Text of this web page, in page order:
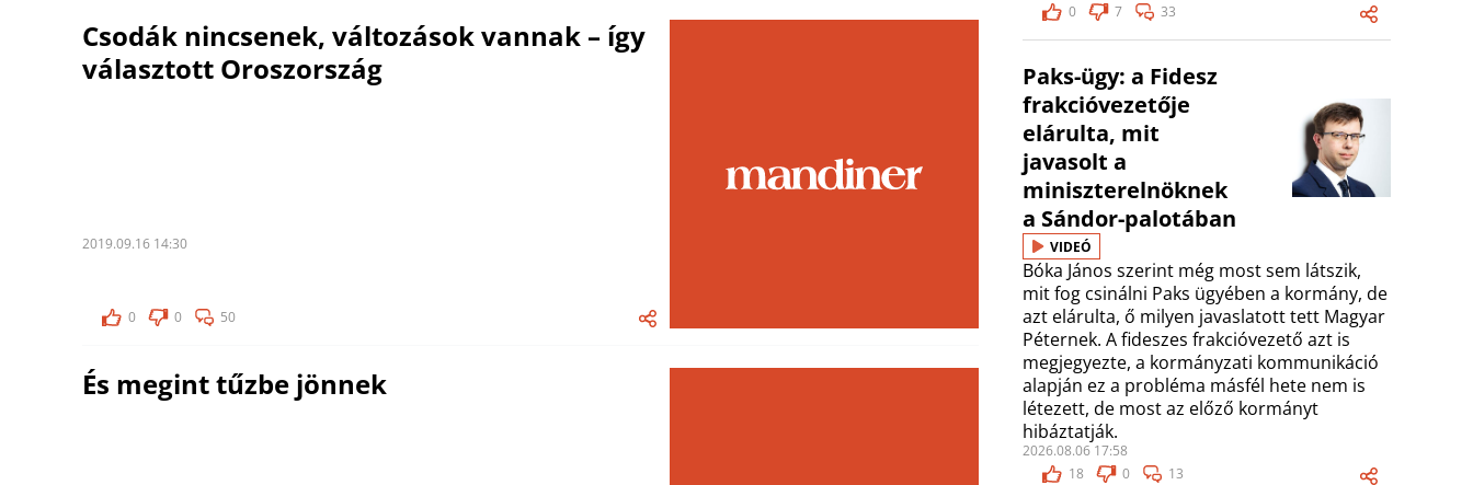
Csodák nincsenek, változások vannak – így
választott Oroszország
2019.09.16 14:30
0 0 50
És megint tűzbe jönnek
0
7 33
Paks-ügy: a Fidesz
frakcióvezetője
elárulta, mit
javasolt a
miniszterelnöknek
a Sándor-palotában
VIDEÓ
Bóka János szerint még most sem látszik,
mit fog csinálni Paks ügyében a kormány, de
azt elárulta, ő milyen javaslatott tett Magyar
Péternek. A fideszes frakcióvezető azt is
megjegyezte, a kormányzati kommunikáció
alapján ez a probléma másfél hete nem is
létezett, de most az előző kormányt
hibáztatják.
2026.08.06 17:58
18
0 13